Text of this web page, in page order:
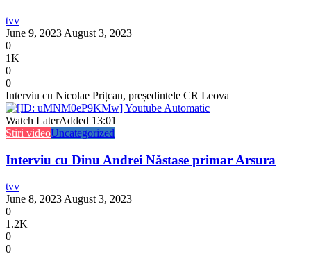
tvv
June 9, 2023 August 3, 2023
0
1K
0
0
Interviu cu Nicolae Prițcan, președintele CR Leova
Watch LaterAdded 13:01
Stiri videoUncategorized
Interviu cu Dinu Andrei Năstase primar Arsura
tvv
June 8, 2023August 3, 2023
0
1.2K
0
0